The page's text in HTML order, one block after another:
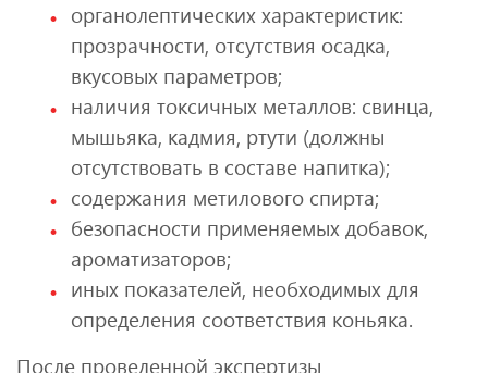
органолептических характеристик:
прозрачности, отсутствия осадка,
вкусовых параметров;
наличия токсичных металлов: свинца,
мышьяка, кадмия, ртути (должны
отсутствовать в составе напитка);
содержания метилового спирта;
безопасности применяемых добавок,
ароматизаторов;
иных показателей, необходимых для
определения соответствия коньяка.
После проведенной экспертизы